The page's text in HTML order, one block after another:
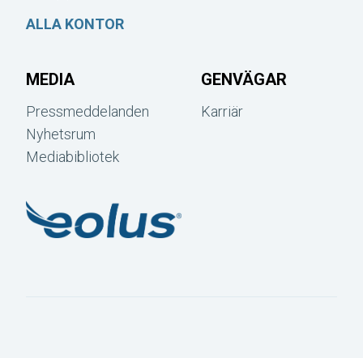
ALLA KONTOR
MEDIA
Pressmeddelanden
Nyhetsrum
Mediabibliotek
GENVÄGAR
Karriär